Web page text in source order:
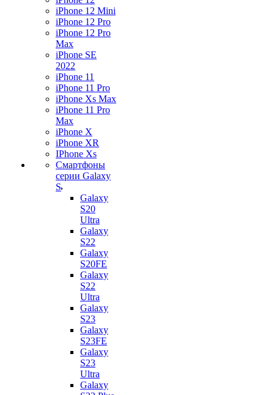
iPhone 12 Mini
iPhone 12 Pro
iPhone 12 Pro
Max
iPhone SE
2022
iPhone 11
iPhone 11 Pro
iPhone Xs Max
iPhone 11 Pro
Max
iPhone X
iPhone XR
IPhone Xs
Смартфоны
серии Galaxy
S
Galaxy
S20
Ultra
Galaxy
S22
Galaxy
S20FE
Galaxy
S22
Ultra
Galaxy
S23
Galaxy
S23FE
Galaxy
S23
Ultra
Galaxy